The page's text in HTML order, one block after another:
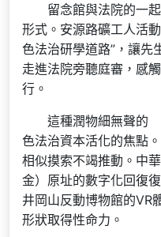
留念館與法院的一
形式。安源路礦工人活
色法治研學道路”，讓先
走進法院旁聽庭審，感
行。
這種潤物細無聲的
色法治資本活化的焦點
相似摸索不竭推動。中
金）原址的數字化回復復
井岡山反動博物館的VR
形狀取得性命力。